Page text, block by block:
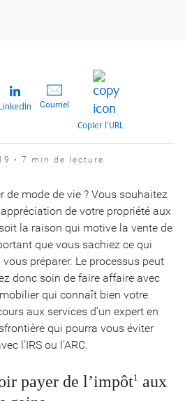
Courriel
Copier l’URL
• 7 min de lecture
de mode de vie ? Vous souhaitez
de votre propriété aux
la raison qui motive la vente de
que vous sachiez ce qui
préparer. Le processus peut
donc soin de faire affaire avec
qui connaît bien votre
aux services d’un expert en
qui pourra vous éviter
l’IRS ou l’ARC.
payer de l’impôt1
aux